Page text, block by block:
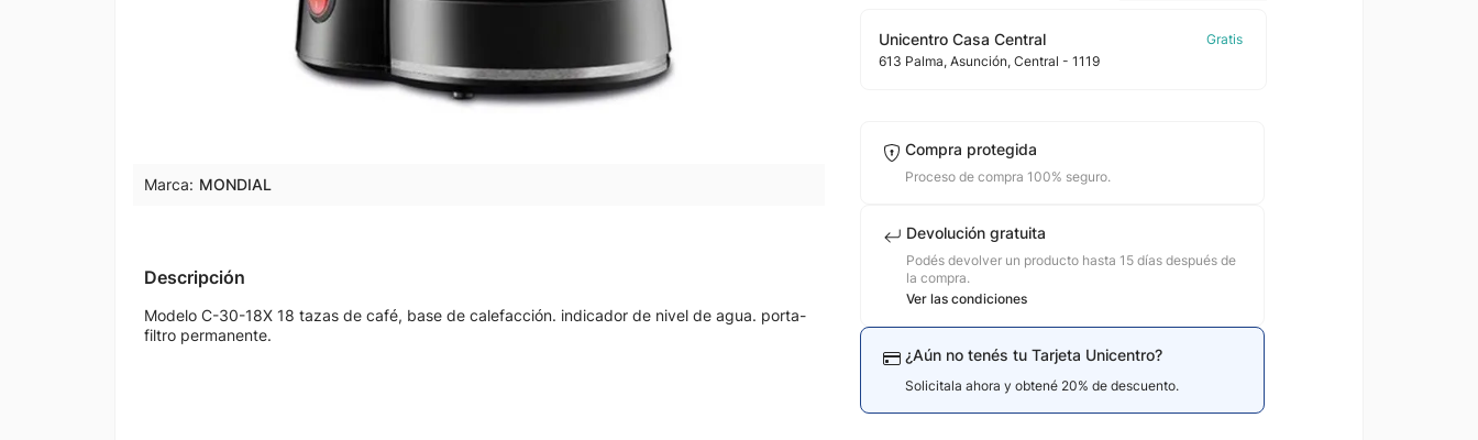
Marca: MONDIAL
Descripción
Modelo C-30-18X 18 tazas de café, base de calefacción. indicador de nivel de agua. porta-
filtro permanente.
Unicentro Casa Central
613 Palma, Asunción, Central - 1119
Compra protegida
Proceso de compra 100% seguro.
Devolución gratuita
Podés devolver un producto hasta 15 días después de
la compra.
Ver las condiciones
¿Aún no tenés tu Tarjeta Unicentro?
Solicitala ahora y obtené 20% de descuento.